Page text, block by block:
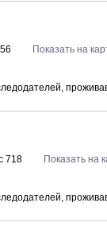
Показать на
718
Показать на